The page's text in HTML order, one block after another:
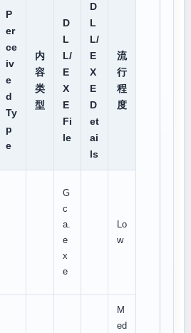
P
er
ce
iv
e
d
Ty
p
e
内
容
类
型
D
L
L/
E
X
E
Fi
le
D
L
L/
E
X
E
D
et
ai
ls
流
行
程
度
G
c
a.
e
x
e
Lo
w
M
ed